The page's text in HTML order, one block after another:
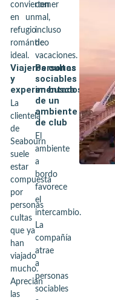
convierten
en un
refugio
romántico
ideal.
comer
mal,
incluso
de
vacaciones.
Viajeros cultos
y
experimentados
La
clientela
de
Seabourn
suele
estar
compuesta
por
personas
cultas
que ya
han
viajado
mucho.
Aprecian
las
Personas
sociables
en busca
de un
ambiente
de club
El
ambiente
a
bordo
favorece
el
intercambio.
La
compañía
atrae
a
personas
sociables